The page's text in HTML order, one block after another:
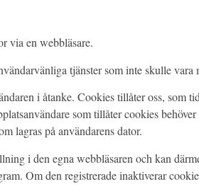
via en webbläsare.
tjänster som inte skulle
i åtanke. Cookies tillåter oss, som
som tillåter cookies
lagras på användarens dator.
i den egna webbläsaren och kan
Om den registrerade inaktiverar